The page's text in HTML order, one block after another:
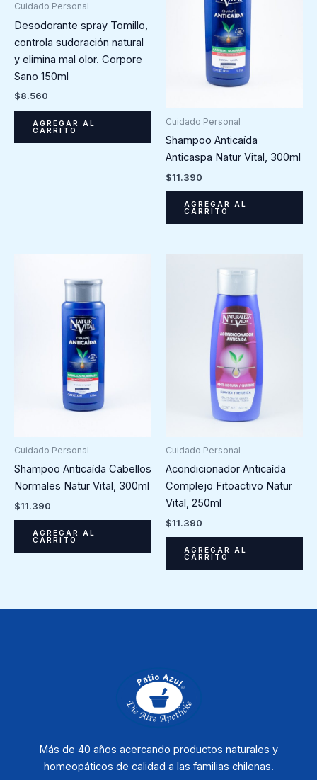
Cuidado Personal
Desodorante spray Tomillo,
controla sudoración natural
y elimina mal olor. Corpore
Sano 150ml
$8.560
AGREGAR AL
CARRITO
Cuidado Personal
Shampoo Anticaída
Anticaspa Natur Vital, 300ml
$11.390
AGREGAR AL
CARRITO
Cuidado Personal
Shampoo Anticaída Cabellos
Normales Natur Vital, 300ml
$11.390
AGREGAR AL
CARRITO
Cuidado Personal
Acondicionador Anticaída
Complejo Fitoactivo Natur
Vital, 250ml
$11.390
AGREGAR AL
CARRITO
Más de 40 años acercando productos naturales y
homeopáticos de calidad a las familias chilenas.